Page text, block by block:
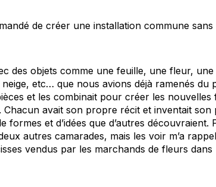
de créer une installation commune
des objets comme une feuille, une fleur,
etc… que nous avions déjà ramenés du
et les combinait pour créer les nouvelles
Chacun avait son propre récit et inventait
formes et d’idées que d’autres découvraient.
autres camarades, mais les voir m’a
vendus par les marchands de fleurs dans